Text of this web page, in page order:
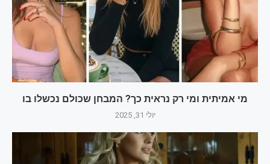
מי אמיתית ומי רק נראית כך? המבחן שכולם נכשלו בו
יולי 31, 2025